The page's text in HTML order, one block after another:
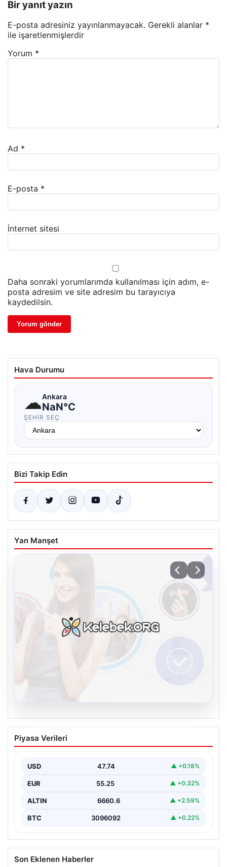
Bir yanıt yazın
E-posta adresiniz yayınlanmayacak. Gerekli alanlar *
ile işaretlenmişlerdir
Yorum *
Ad *
E-posta *
İnternet sitesi
Daha sonraki yorumlarımda kullanılması için adım, e-
posta adresim ve site adresim bu tarayıcıya
kaydedilsin.
Hava Durumu
☁Ankara
NaN°C
ŞEHIR SEÇ
Bizi Takip Edin
Yan Manşet
Kelebek.Org İle Dijital İletişimin Güvenli
Adresi Ve Chat Deneyimi
sağlaması büyük bir önem barındırmaktadır.
Günümüzde birçok…
Piyasa Verileri
USD 47.74 ▲ +0.18%
EUR 55.25 ▲ +0.32%
ALTIN 6660.6 ▲ +2.59%
BTC 3096092 ▲ +0.22%
Son Eklenen Haberler